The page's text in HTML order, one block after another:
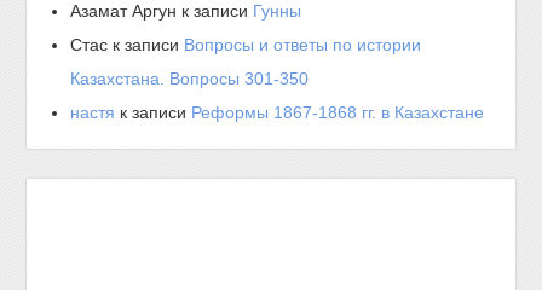
Азамат Аргун к записи Гунны
Стас к записи Вопросы и ответы по истории
Казахстана. Вопросы 301-350
настя к записи Реформы 1867-1868 гг. в Казахстане